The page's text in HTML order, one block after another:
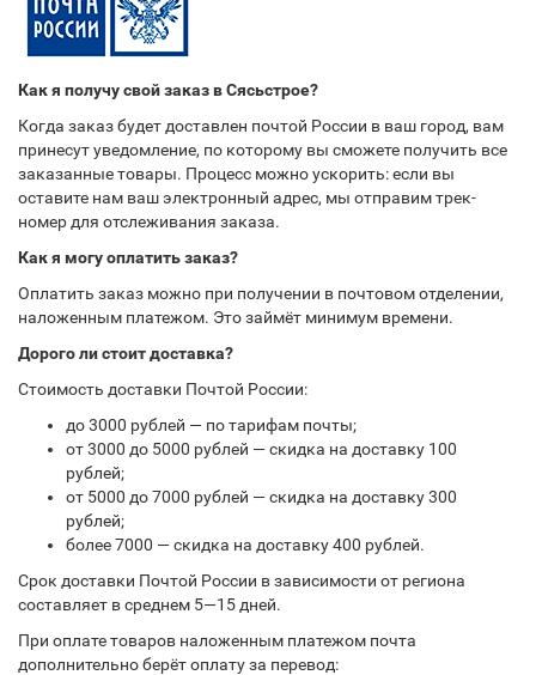
Как я получу свой заказ в Сясьстрое?
Когда заказ будет доставлен почтой России в ваш город, вам
принесут уведомление, по которому вы сможете получить все
заказанные товары. Процесс можно ускорить: если вы
оставите нам ваш электронный адрес, мы отправим трек-
номер для отслеживания заказа.
Как я могу оплатить заказ?
Оплатить заказ можно при получении в почтовом отделении,
наложенным платежом. Это займёт минимум времени.
Дорого ли стоит доставка?
Стоимость доставки Почтой России:
до 3000 рублей — по тарифам почты;
от 3000 до 5000 рублей — скидка на доставку 100
рублей;
от 5000 до 7000 рублей — скидка на доставку 300
рублей;
более 7000 — скидка на доставку 400 рублей.
Срок доставки Почтой России в зависимости от региона
составляет в среднем 5—15 дней.
При оплате товаров наложенным платежом почта
дополнительно берёт оплату за перевод: